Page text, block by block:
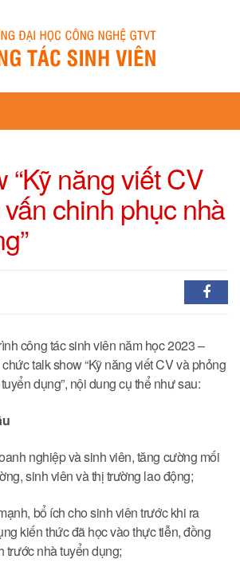
“Kỹ năng viết CV
chinh phục nhà
công tác sinh viên năm học 2023 –
talk show “Kỹ năng viết CV và phỏng
dụng”, nội dung cụ thể như sau:
nghiệp và sinh viên, tăng cường mối
sinh viên và thị trường lao động;
bổ ích cho sinh viên trước khi ra
kiến thức đã học vào thực tiễn, đồng
trước nhà tuyển dụng;